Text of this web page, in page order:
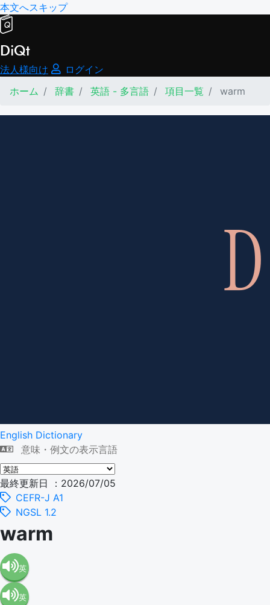
本文へスキップ
DiQt
法人様向け
ログイン
ホーム
辞書 英語 - 多言語 項目一覧 warm
English Dictionary
意味・例文の表示言語
最終更新日 ：2026/07/05
CEFR-J A1
NGSL 1.2
warm
英
語（米
英